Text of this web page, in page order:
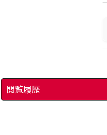
閲覧履歴